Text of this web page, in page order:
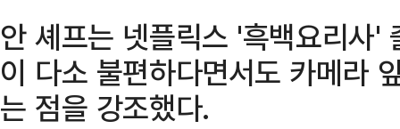
안 셰프는 넷플릭스 '흑백요리사'
이 다소 불편하다면서도 카메라
는 점을 강조했다.